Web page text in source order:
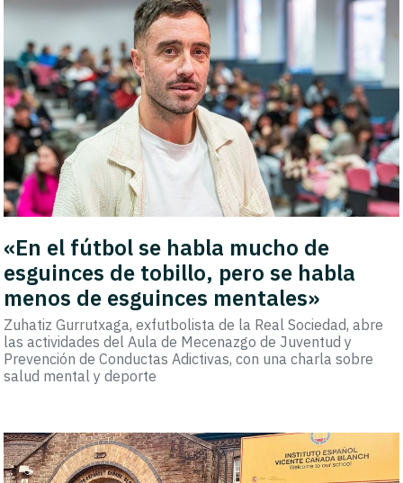
«En el fútbol se habla mucho de
esguinces de tobillo, pero se habla
menos de esguinces mentales»
Zuhatiz Gurrutxaga, exfutbolista de la Real Sociedad, abre
las actividades del Aula de Mecenazgo de Juventud y
Prevención de Conductas Adictivas, con una charla sobre
salud mental y deporte